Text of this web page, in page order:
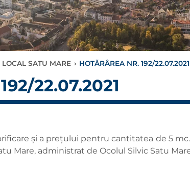
SATU MARE › HOTĂRÂREA NR. 192/22.07.2021
22.07.2021
și a prețului pentru cantitatea de 5
Mare, administrat de Ocolul Silvic Satu